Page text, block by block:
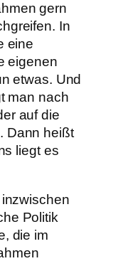
gern
In
eine
eigenen
etwas. Und
man nach
auf die
Dann heißt
liegt es
Politik
die im